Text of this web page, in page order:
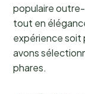
populaire
tout en
expérience soit
avons
phares.